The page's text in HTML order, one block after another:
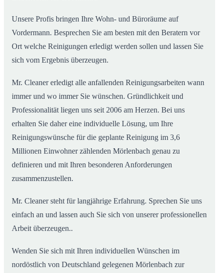
Unsere Profis bringen Ihre Wohn- und Büroräume auf
Vordermann. Besprechen Sie am besten mit den Beratern vor
Ort welche Reinigungen erledigt werden sollen und lassen Sie
sich vom Ergebnis überzeugen.
Mr. Cleaner erledigt alle anfallenden Reinigungsarbeiten wann
immer und wo immer Sie wünschen. Gründlichkeit und
Professionalität liegen uns seit 2006 am Herzen. Bei uns
erhalten Sie daher eine individuelle Lösung, um Ihre
Reinigungswünsche für die geplante Reinigung im 3,6
Millionen Einwohner zählenden Mörlenbach genau zu
definieren und mit Ihren besonderen Anforderungen
zusammenzustellen.
Mr. Cleaner steht für langjährige Erfahrung. Sprechen Sie uns
einfach an und lassen auch Sie sich von unserer professionellen
Arbeit überzeugen..
Wenden Sie sich mit Ihren individuellen Wünschen im
nordöstlich von Deutschland gelegenen Mörlenbach zur